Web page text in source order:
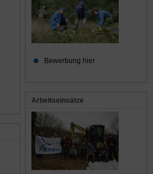
Bewerbung hier
Arbeitseinsätze